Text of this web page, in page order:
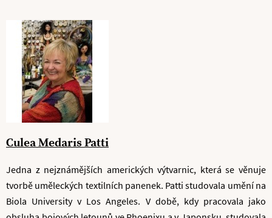
Culea Medaris Patti
Jedna z nejznámějších amerických výtvarnic, která se věnuje
tvorbě uměleckých textilních panenek. Patti studovala umění na
Biola University v Los Angeles. V době, kdy pracovala jako